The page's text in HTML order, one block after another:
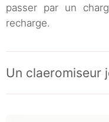
passer par un
recharge.
Un claeromiseur